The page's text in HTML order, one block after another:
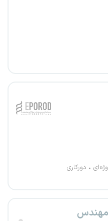
دورکاری
مهندس